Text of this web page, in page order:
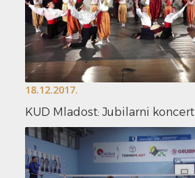
18.12.2017.
KUD Mladost: Jubilarni koncert